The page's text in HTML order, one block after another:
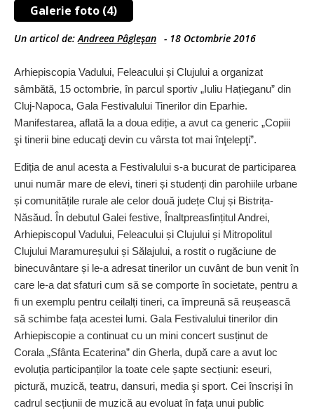
Galerie foto (4)
Un articol de:Andreea Pâgleşan - 18 Octombrie 2016
Arhiepiscopia Vadului, Feleacului și Clujului a organizat
sâmbătă, 15 octombrie, în parcul sportiv „Iuliu Hațieganu” din
Cluj-Napoca, Gala Festivalului Tinerilor din Eparhie.
Manifestarea, aflată la a doua ediție, a avut ca generic „Copiii
şi tinerii bine educaţi devin cu vârsta tot mai înţelepţi”.
Ediția de anul acesta a Festivalului s-a bucurat de participarea
unui număr mare de elevi, tineri și studenți din parohiile urbane
și comu­nitățile rurale ale celor două județe Cluj și Bistrița-
Năsăud. În debutul Galei festive, Înalt­preasfințitul Andrei,
Arhiepiscopul Vadului, Feleacului și Clujului și Mitropolitul
Clujului Maramureșului și Sălajului, a rostit o rugăciune de
binecuvântare și le-a adresat tinerilor un cuvânt de bun venit în
care le-a dat sfaturi cum să se comporte în societate, pentru a
fi un exemplu pentru ceilalți tineri, ca împreună să reușească
să schimbe fața acestei lumi. Gala Festivalului tinerilor din
Arhiepiscopie a continuat cu un mini concert susținut de
Corala „Sfânta Ecaterina” din Gherla, după care a avut loc
evoluția participanților la toate cele șapte secțiuni: eseuri,
pictură, muzică, teatru, dansuri, media şi sport. Cei înscriși în
cadrul secțiunii de muzică au evoluat în fața unui public